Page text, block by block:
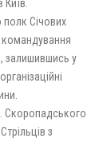
Січових
командування
залишившись у
Скоропадського
з